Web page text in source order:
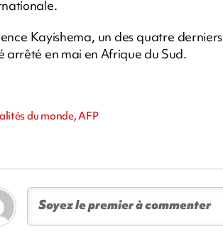
Kayishema, un des quatre
arrêté en mai en Afrique du Sud.
du monde, AFP